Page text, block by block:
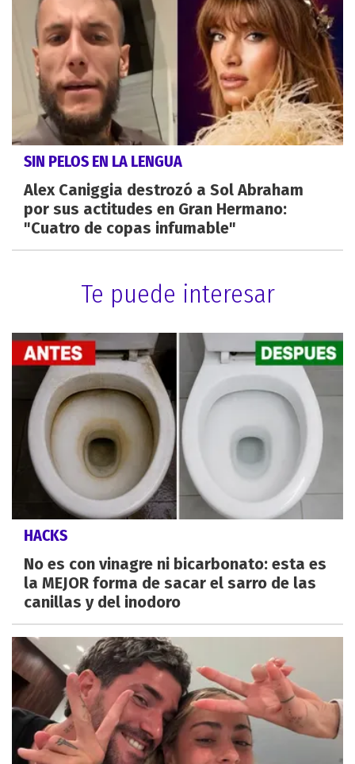
SIN PELOS EN LA LENGUA
Alex Caniggia destrozó a Sol Abraham
por sus actitudes en Gran Hermano:
"Cuatro de copas infumable"
Te puede interesar
HACKS
No es con vinagre ni bicarbonato: esta es
la MEJOR forma de sacar el sarro de las
canillas y del inodoro